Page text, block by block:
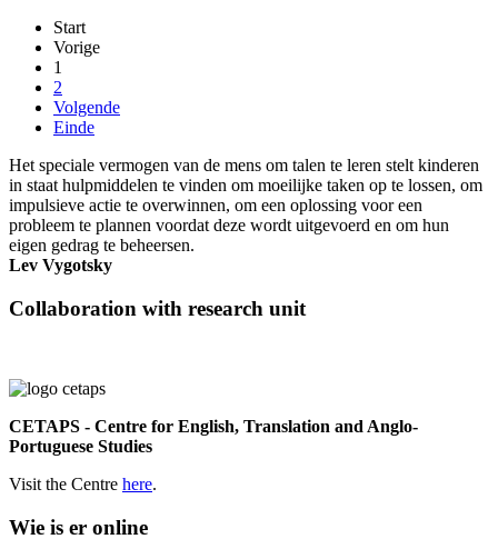
Start
Vorige
1
2
Volgende
Einde
Het speciale vermogen van de mens om talen te leren stelt kinderen
in staat hulpmiddelen te vinden om moeilijke taken op te lossen, om
impulsieve actie te overwinnen, om een oplossing voor een
probleem te plannen voordat deze wordt uitgevoerd en om hun
eigen gedrag te beheersen.
Lev Vygotsky
Collaboration with research unit
CETAPS - Centre for English, Translation and Anglo-
Portuguese Studies
Visit the Centre here.
Wie is er online